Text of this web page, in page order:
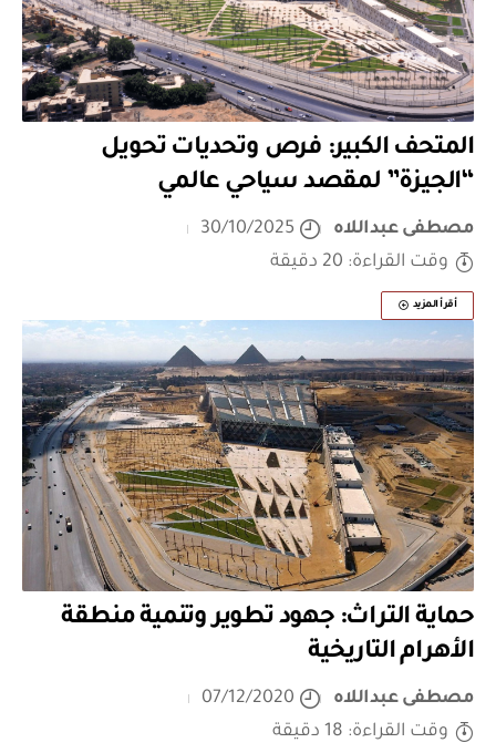
المتحف الكبير: فرص وتحديات تحويل
“الجيزة” لمقصد سياحي عالمي
مصطفى عبداللاه
30/10/2025
وقت القراءة: 20 دقيقة
أقرأ المزيد
حماية التراث: جهود تطوير وتنمية منطقة
الأهرام التاريخية
مصطفى عبداللاه
07/12/2020
وقت القراءة: 18 دقيقة